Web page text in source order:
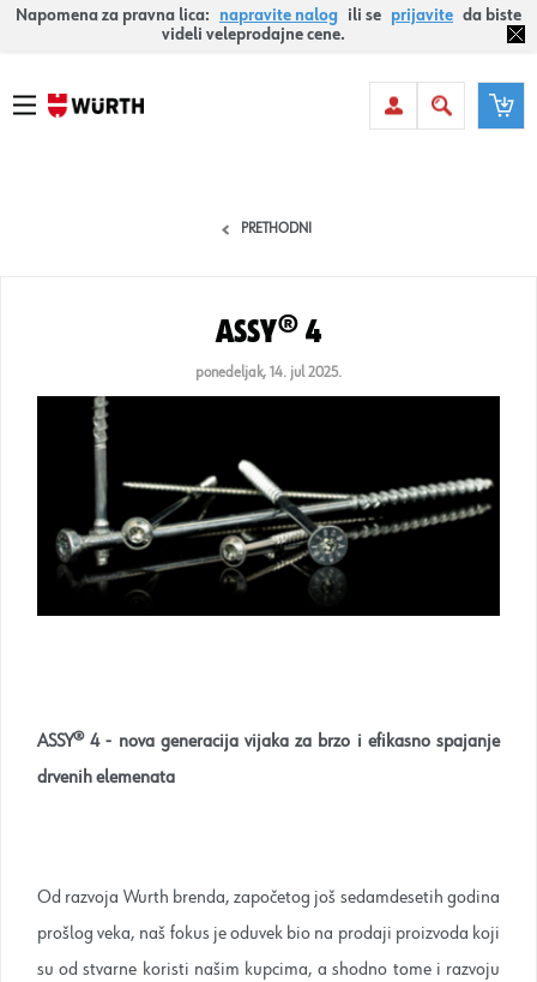
Napomena za pravna lica: napravite nalog ili se prijavite da biste
videli veleprodajne cene.
PRETHODNI
ASSY® 4
ponedeljak, 14. jul 2025.
ASSY® 4 - nova generacija vijaka za brzo i efikasno spajanje
drvenih elemenata
Od razvoja Wurth brenda, započetog još sedamdesetih godina
prošlog veka, naš fokus je oduvek bio na prodaji proizvoda koji
su od stvarne koristi našim kupcima, a shodno tome i razvoju